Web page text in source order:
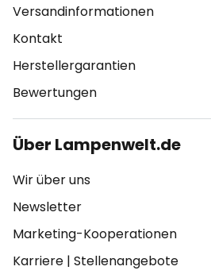
Versandinformationen
Kontakt
Herstellergarantien
Bewertungen
Über Lampenwelt.de
Wir über uns
Newsletter
Marketing-Kooperationen
Karriere | Stellenangebote